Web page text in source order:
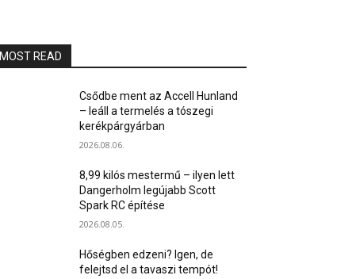
MOST READ
Csődbe ment az Accell Hunland
– leáll a termelés a tószegi
kerékpárgyárban
2026.08.06.
8,99 kilós mestermű – ilyen lett
Dangerholm legújabb Scott
Spark RC építése
2026.08.05.
Hőségben edzeni? Igen, de
felejtsd el a tavaszi tempót!